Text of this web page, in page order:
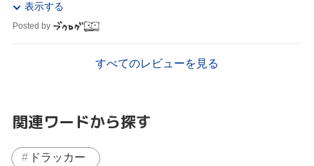
表示する
Posted by
すべてのレビューを見る
関連ワードから探す
ドラッカー